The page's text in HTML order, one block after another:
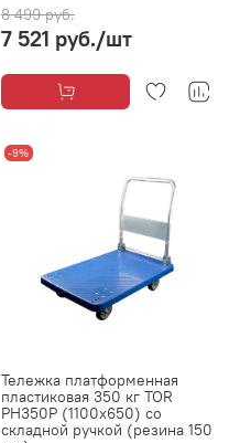
8 499 руб.
7 521 руб./шт
-9%
Тележка платформенная
пластиковая 350 кг TOR
PH350P (1100х650) со
складной ручкой (резина 150